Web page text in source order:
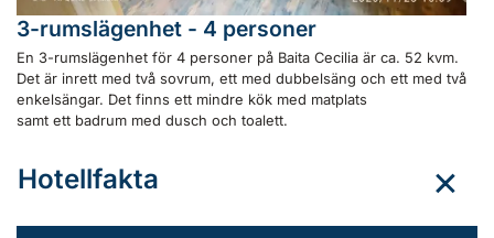
3-rumslägenhet - 4 personer
En 3-rumslägenhet för 4 personer på Baita Cecilia är ca. 52 kvm.
Det är inrett med två sovrum, ett med dubbelsäng och ett med två
enkelsängar. Det finns ett mindre kök med matplats
samt ett badrum med dusch och toalett.
Hotellfakta